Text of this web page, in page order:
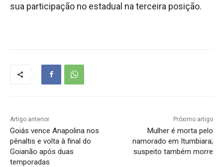
sua participação no estadual na terceira posição.
Artigo anterior
Goiás vence Anapolina nos
pênaltis e volta à final do
Goianão após duas
temporadas
Próximo artigo
Mulher é morta pelo
namorado em Itumbiara;
suspeito também morre